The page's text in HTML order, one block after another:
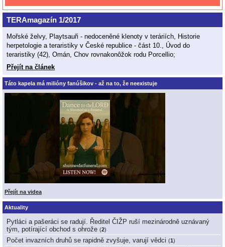
TERAmagazín 1/2017
Mořské želvy, Playtsauři - nedoceněné klenoty v teráriích, Historie
herpetologie a teraristiky v České republice - část 10., Úvod do
teraristiky (42), Omán, Chov rovnakonôžok rodu Porcellio;
Přejít na článek
Táto kapela má milióny fanúšikov - až na to, že neexistuje
Přejít na videa
Aktuality
Pytláci a pašeráci se radují. Ředitel ČIŽP ruší mezinárodně uznávaný
tým, potírající obchod s ohrože (2)
Počet invazních druhů se rapidně zvyšuje, varují vědci (1 )